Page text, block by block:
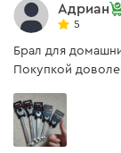
Адриан
5
Брал для
Покупкой